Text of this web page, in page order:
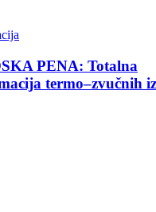
PENA: Totalna
termo–zvučnih